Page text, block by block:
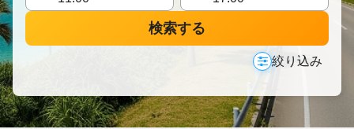
検索する
絞り込み